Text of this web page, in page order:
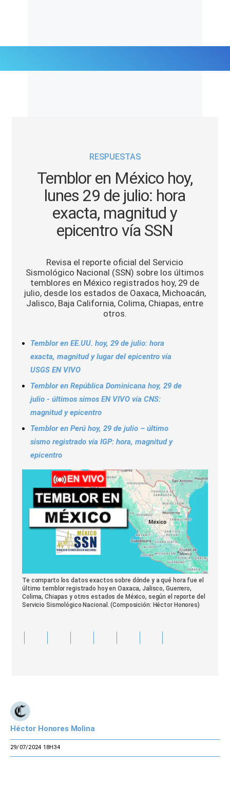
Tendencias Mix
RESPUESTAS
Temblor en México hoy,
lunes 29 de julio: hora
exacta, magnitud y
epicentro vía SSN
Revisa el reporte oficial del Servicio
Sismológico Nacional (SSN) sobre los últimos
temblores en México registrados hoy, 29 de
julio, desde los estados de Oaxaca, Michoacán,
Jalisco, Baja California, Colima, Chiapas, entre
otros.
Temblor en EE.UU. hoy, 29 de julio: hora
exacta, magnitud y lugar del epicentro vía
USGS EN VIVO
Temblor en República Dominicana hoy, 29 de
julio - últimos simos EN VIVO vía CNS:
magnitud y epicentro
Temblor en Perú hoy, 29 de julio – último
sismo registrado vía IGP: hora, magnitud y
epicentro
Te comparto los datos exactos sobre dónde y a qué hora fue el
último temblor registrado hoy en Oaxaca, Jalisco, Guerrero,
Colima, Chiapas y otros estados de México, según el reporte del
Servicio Sismológico Nacional. (Composición: Héctor Honores)
Héctor Honores Molina
29/07/2024 18H34